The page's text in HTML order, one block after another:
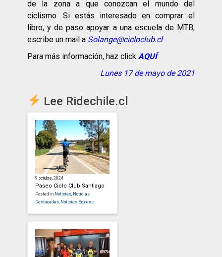
de la zona a que conozcan el mundo del
ciclismo. Si estás interesado en comprar el
libro, y de paso apoyar a una escuela de MTB,
escribe un mail a Solange@cicloclub.cl
Para más información, haz click AQUÍ
Lunes 17 de mayo de 2021
Lee Ridechile.cl
9 octubre, 2024
Paseo Ciclo Club Santiago
Posted in Noticias, Noticias
Destacadas, Noticias Express